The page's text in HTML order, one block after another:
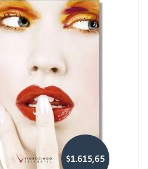
$1.615,65